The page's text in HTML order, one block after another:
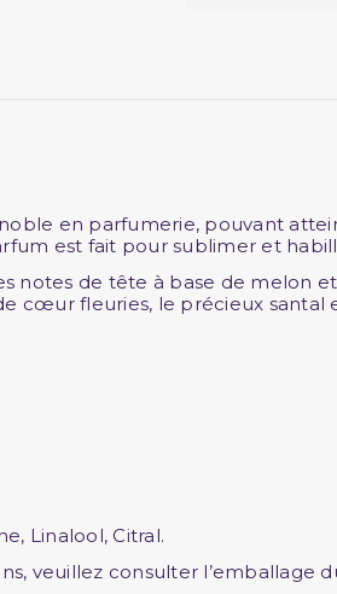
en parfumerie, pouvant
est fait pour sublimer et
notes de tête à base de melon
cœur fleuries, le précieux santal
Linalool, Citral.
veuillez consulter l’emballage